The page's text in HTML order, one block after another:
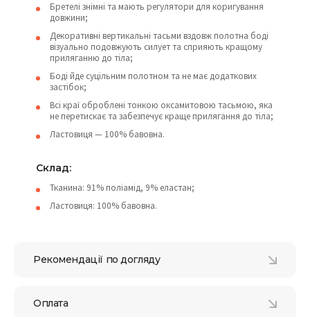
Бретелі знімні та мають регулятори для коригування
довжини;
Декоративні вертикальні тасьми вздовж полотна боді
візуально подовжують силует та сприяють кращому
приляганню до тіла;
Боді йде суцільним полотном та не має додаткових
застібок;
Всі краї оброблені тонкою оксамитовою тасьмою, яка
не перетискає та забезпечує краще прилягання до тіла;
Ластовиця — 100% бавовна.
Склад:
Тканина: 91% поліамід, 9% еластан;
Ластовиця: 100% бавовна.
Рекомендації по догляду
Оплата